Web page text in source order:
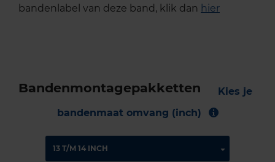
bandenlabel van deze band, klik dan hier
Bandenmontagepakketten
Kies je
bandenmaat omvang (inch)